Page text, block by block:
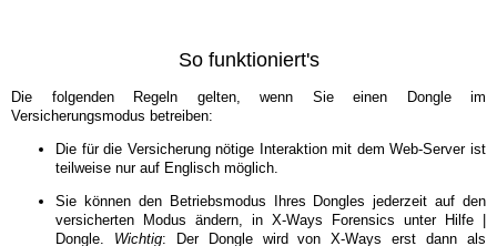
So funktioniert's
Die folgenden Regeln gelten, wenn Sie einen Dongle im
Versicherungsmodus betreiben:
Die für die Versicherung nötige Interaktion mit dem Web-Server ist
teilweise nur auf Englisch möglich.
Sie können den Betriebsmodus Ihres Dongles jederzeit auf den
versicherten Modus ändern, in X-Ways Forensics unter Hilfe |
Dongle. Wichtig: Der Dongle wird von X-Ways erst dann als